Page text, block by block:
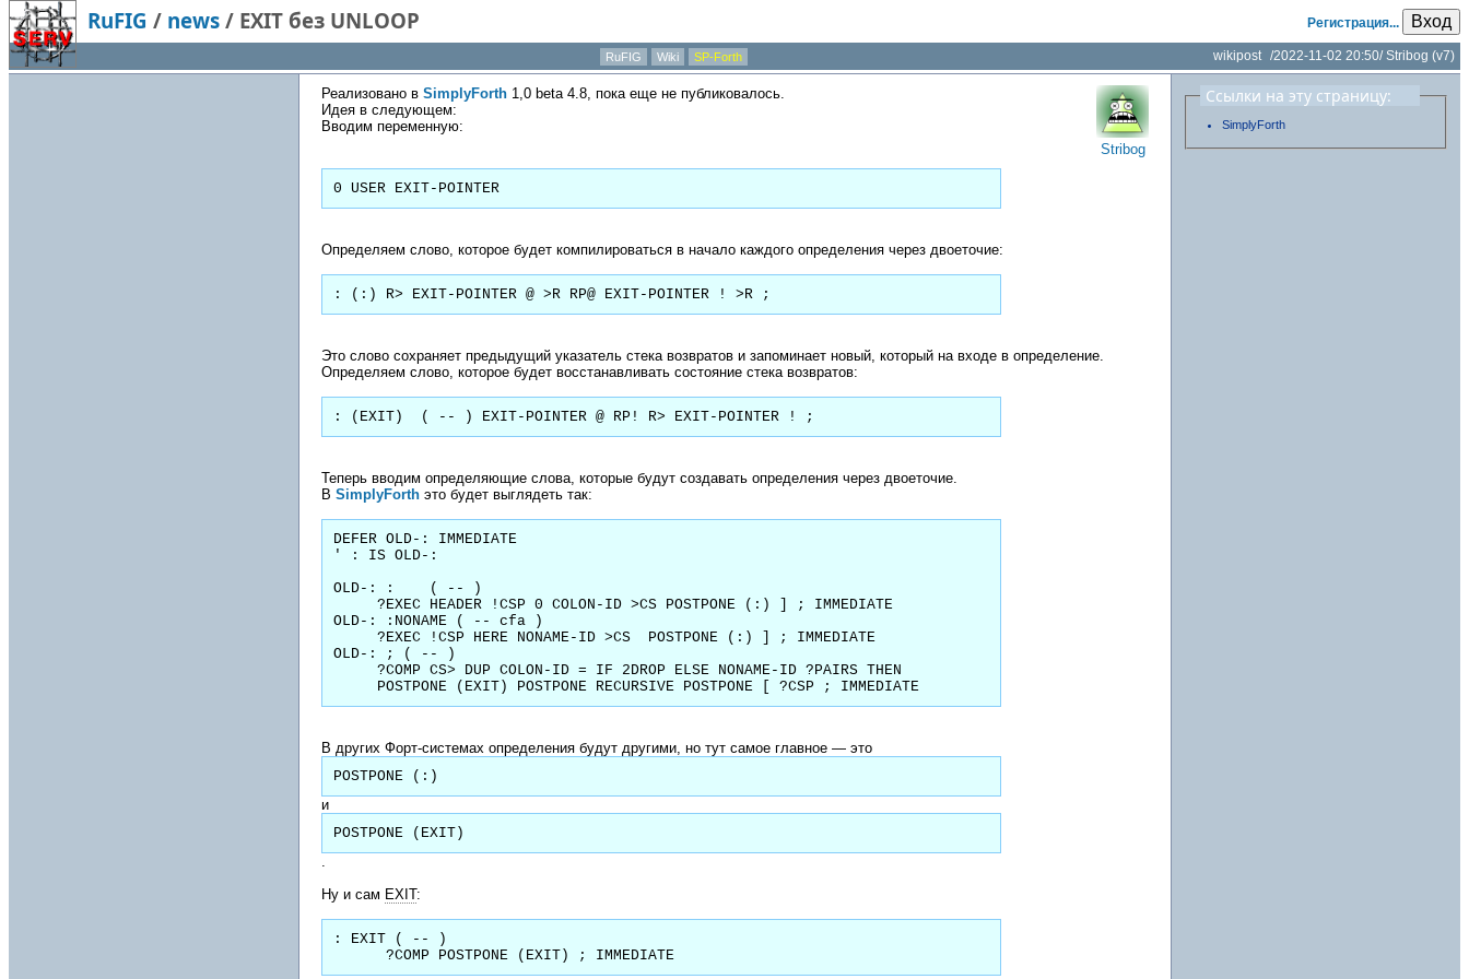
Регистрация... Вход
RuFIG / news / EXIT без UNLOOP
wikipost /2022-11-02 20:50/Stribog (v7)
RuFIG Wiki SP-Forth
Stribog
Реализовано в SimplyForth 1,0 beta 4.8, пока еще не публиковалось.
Идея в следующем:
Вводим переменную:
0 USER EXIT-POINTER
Определяем слово, которое будет компилироваться в начало каждого определения через двоеточие:
: (:) R> EXIT-POINTER @ >R RP@ EXIT-POINTER ! >R ;
Это слово сохраняет предыдущий указатель стека возвратов и запоминает новый, который на входе в определение.
Определяем слово, которое будет восстанавливать состояние стека возвратов:
: (EXIT)  ( -- ) EXIT-POINTER @ RP! R> EXIT-POINTER ! ;
Теперь вводим определяющие слова, которые будут создавать определения через двоеточие.
В SimplyForth это будет выглядеть так:
DEFER OLD-: IMMEDIATE
' : IS OLD-:
OLD-: :    ( -- )
OLD-: :NONAME ( -- cfa )
OLD-: ; ( -- )
     POSTPONE (EXIT) POSTPONE RECURSIVE POSTPONE [ ?CSP ; IMMEDIATE
В других Форт-системах определения будут другими, но тут самое главное — это
POSTPONE (:)
и
POSTPONE (EXIT)
.
Ну и сам EXIT:
: EXIT ( -- )
      ?COMP POSTPONE (EXIT) ; IMMEDIATE
Ссылки на эту страницу:
SimplyForth